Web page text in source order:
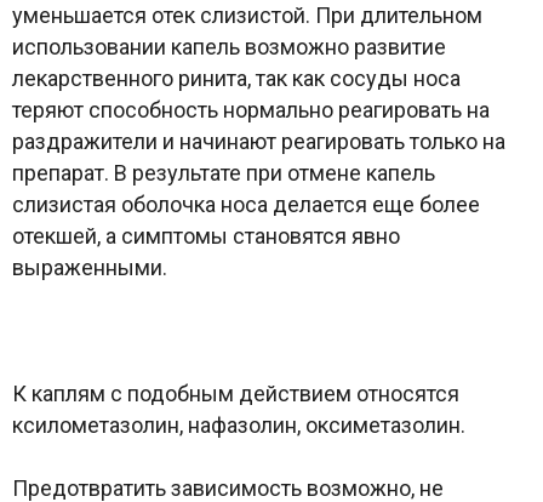
уменьшается отек слизистой. При длительном
использовании капель возможно развитие
лекарственного ринита, так как сосуды носа
теряют способность нормально реагировать на
раздражители и начинают реагировать только на
препарат. В результате при отмене капель
слизистая оболочка носа делается еще более
отекшей, а симптомы становятся явно
выраженными.
К каплям с подобным действием относятся
ксилометазолин, нафазолин, оксиметазолин.
Предотвратить зависимость возможно, не